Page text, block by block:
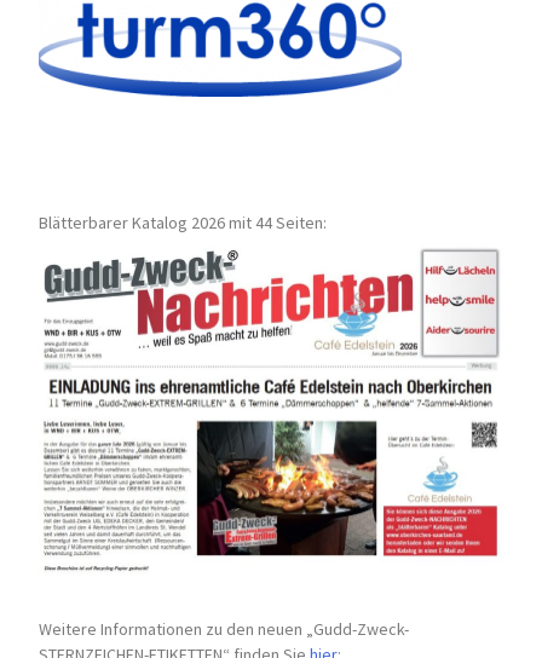
Blätterbarer Katalog 2026 mit 44 Seiten:
Weitere Informationen zu den neuen „Gudd-Zweck-